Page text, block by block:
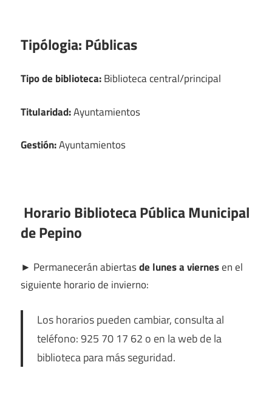
Tipólogia:Públicas
Tipo de biblioteca:Biblioteca central/principal
Titularidad:Ayuntamientos
Gestión:Ayuntamientos
Horario Biblioteca Pública Municipal
de Pepino
► Permanecerán abiertasde lunes a viernesen el
siguiente horario de invierno:
Los horarios pueden cambiar, consulta al
teléfono: 925 70 17 62 o en la web de la
biblioteca para más seguridad.